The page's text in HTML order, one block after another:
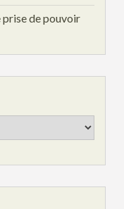
prise de pouvoir